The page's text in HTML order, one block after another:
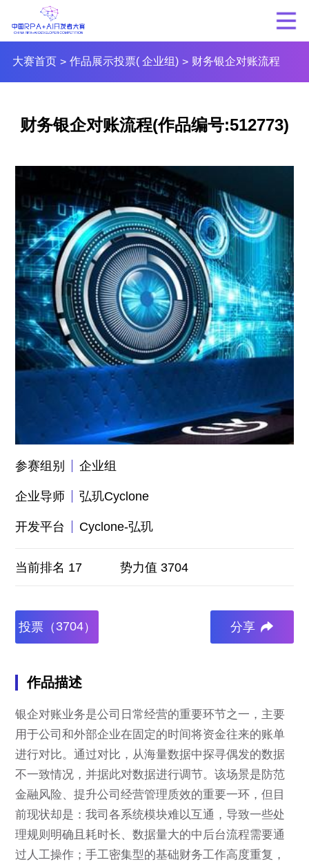
大赛首页 > 作品展示投票( 企业组) > 财务银企对账流程
财务银企对账流程(作品编号:512773)
参赛组别 企业组
企业导师 弘玑Cyclone
开发平台 Cyclone-弘玑
当前排名 17 势力值 3704
投票（ 3704） 分享
作品描述
银企对账业务是公司日常经营的重要环节之一，主要
用于公司和外部企业在固定的时间将资金往来的账单
进行对比。通过对比，从海量数据中探寻偶发的数据
不一致情况，并据此对数据进行调节。该场景是防范
金融风险、提升公司经营管理质效的重要一环，但目
前现状却是：我司各系统模块难以互通，导致一些处
理规则明确且耗时长、数据量大的中后台流程需要通
过人工操作；手工密集型的基础财务工作高度重复，